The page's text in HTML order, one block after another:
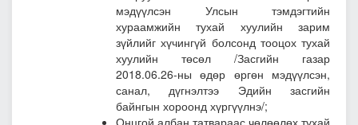
мэдүүлсэн Улсын тэмдэгтийн
хураамжийн тухай хуулийн зарим
зүйлийг хүчингүй болсонд тооцох тухай
хуулийн төсөл /Засгийн газар
2018.06.26-ны өдөр өргөн мэдүүлсэн,
санал, дүгнэлтээ Эдийн засгийн
байнгын хороонд хүргүүлнэ/;